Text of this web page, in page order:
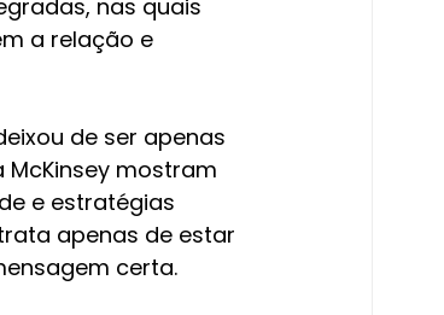
nas quais
a relação e
de ser apenas
mostram
e estratégias
apenas de estar
certa.